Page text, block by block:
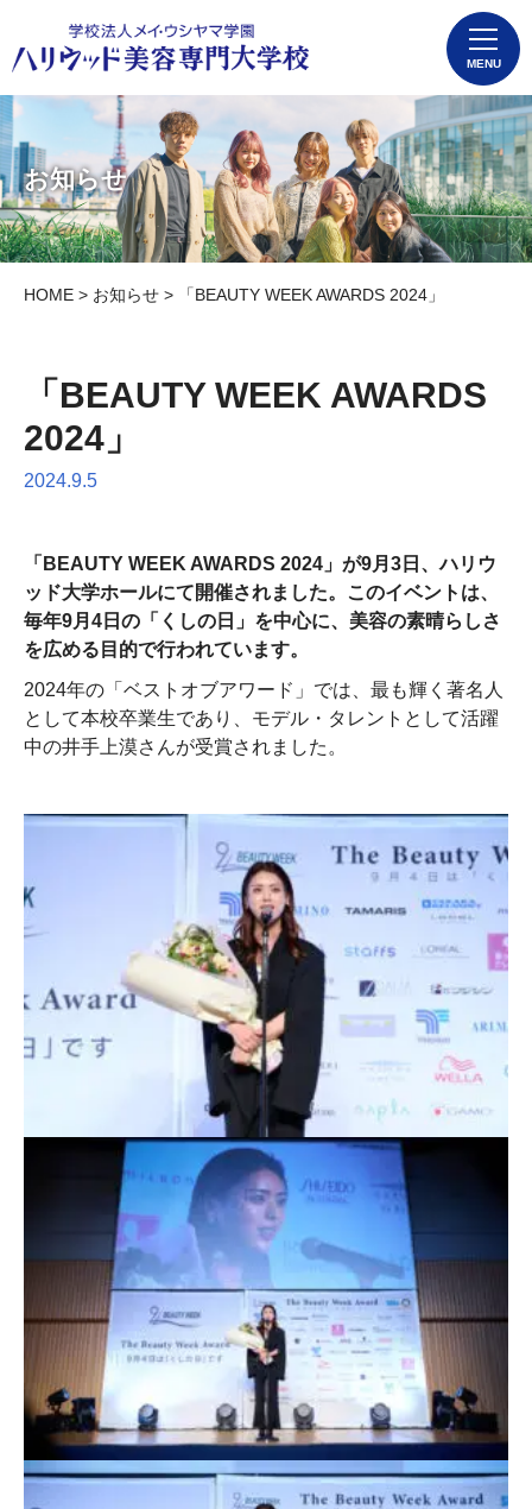
MENU
お知らせ
HOME > お知らせ > 「BEAUTY WEEK AWARDS 2024」
「BEAUTY WEEK AWARDS
2024」
2024.9.5
「BEAUTY WEEK AWARDS 2024」が9月3日、ハリウ
ッド大学ホールにて開催されました。このイベントは、
毎年9月4日の「くしの日」を中心に、美容の素晴らしさ
を広める目的で行われています。
2024年の「ベストオブアワード」では、最も輝く著名人
として本校卒業生であり、モデル・タレントとして活躍
中の井手上漠さんが受賞されました。